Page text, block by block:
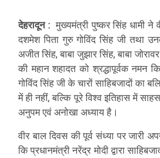
देहरादून : मुख्यमंत्री पुष्कर सिंह धामी
दशमेश पिता गुरु गोविंद सिंह जी तथा
अजीत सिंह, बाबा जुझार सिंह, बाबा
की महान शहादत को श्रद्धापूर्वक नमन
गोविंद सिंह जी के चारों साहिबजादों का
में ही नहीं, बल्कि पूरे विश्व इतिहास में
अनुपम एवं अनोखा अध्याय है।
वीर बाल दिवस की पूर्व संध्या पर जारी
कि प्रधानमंत्री नरेंद्र मोदी द्वारा